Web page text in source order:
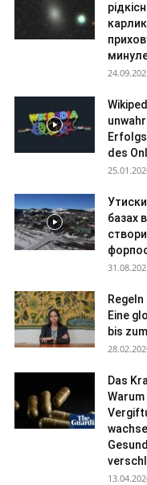
des
базах
Eine
bis
Das